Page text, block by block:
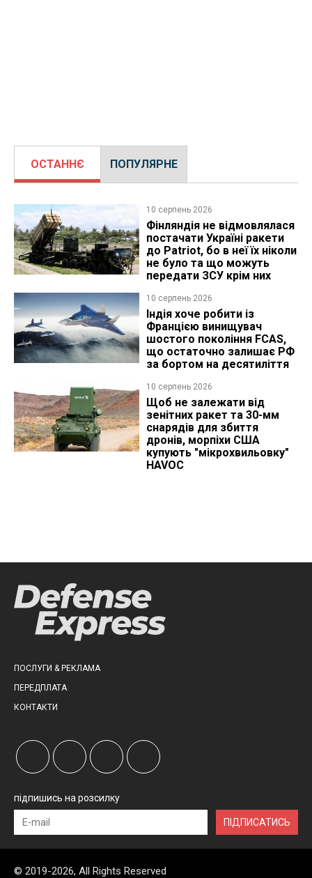
ОСТАННЄ ПОПУЛЯРНЕ
10 серпень 2026
Фінляндія не відмовлялася
постачати Україні ракети
до Patriot, бо в неї їх ніколи
не було та що можуть
передати ЗСУ крім них
10 серпень 2026
Індія хоче робити із
Францією винищувач
шостого покоління FCAS,
що остаточно залишає РФ
за бортом на десятиліття
10 серпень 2026
Щоб не залежати від
зенітних ракет та 30-мм
снарядів для збиття
дронів, морпіхи США
купують "мікрохвильовку"
HAVOC
ПОСЛУГИ & РЕКЛАМА
ПЕРЕДПЛАТА
КОНТАКТИ
підпишись на розсилку
ПІДПИСАТИСЬ
© 2019-2026, All Rights Reserved